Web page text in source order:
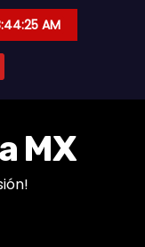
AM
MX